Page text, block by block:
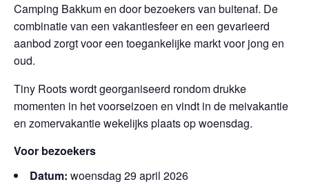
Camping Bakkum en door bezoekers van buitenaf. De
combinatie van een vakantiesfeer en een gevarieerd
aanbod zorgt voor een toegankelijke markt voor jong en
oud.
Tiny Roots wordt georganiseerd rondom drukke
momenten in het voorseizoen en vindt in de meivakantie
en zomervakantie wekelijks plaats op woensdag.
Voor bezoekers
Datum: woensdag 29 april 2026